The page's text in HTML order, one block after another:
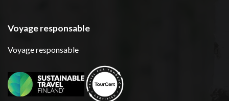
Voyage responsable
Voyage responsable